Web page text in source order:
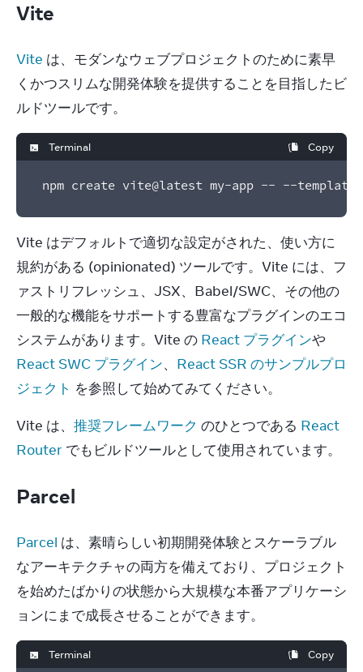
Vite
Vite は、モダンなウェブプロジェクトのために素早
くかつスリムな開発体験を提供することを目指したビ
ルドツールです。
Terminal Copy
npm create vite@latest my-app -- --
Vite はデフォルトで適切な設定がされた、使い方に
規約がある (opinionated) ツールです。Vite には、フ
ァストリフレッシュ、JSX、Babel/SWC、その他の
一般的な機能をサポートする豊富なプラグインのエコ
システムがあります。Vite の React プラグイン
React SWC プラグイン、 React SSR のサンプルプロ
ジェクト を参照して始めてみてください。
Vite は、 推奨フレームワーク のひとつである React
Router でもビルドツールとして使用されています。
Parcel
Parcel は、素晴らしい初期開発体験とスケーラブル
なアーキテクチャの両方を備えており、プロジェクト
を始めたばかりの状態から大規模な本番アプリケーシ
ョンにまで成長させることができます。
Terminal Copy